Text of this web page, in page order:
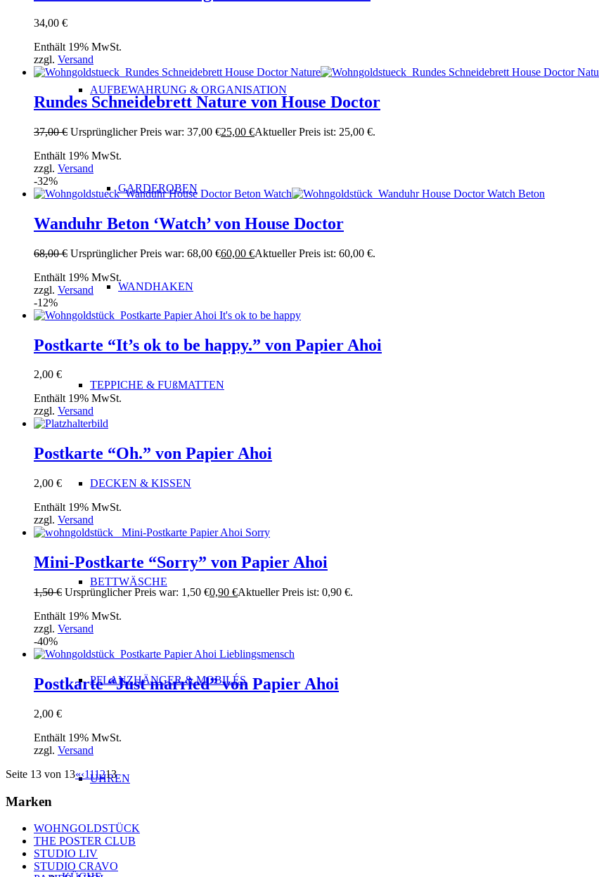
AUFBEWAHRUNG & ORGANISATION
GARDEROBEN
WANDHAKEN
TEPPICHE & FUßMATTEN
DECKEN & KISSEN
BETTWÄSCHE
PFLANZHÄNGER & MOBILÉS
UHREN
34,00 €
Enthält 19% MwSt.
zzgl. Versand
Rundes Schneidebrett Nature von House Doctor
37,00€ Ursprünglicher Preis war: 37,00 €25,00 €Aktueller Preis ist: 25,00 €.
Enthält 19% MwSt.
zzgl. Versand
-32%
Wanduhr Beton ‘Watch’ von House Doctor
68,00€ Ursprünglicher Preis war: 68,00 €60,00 €Aktueller Preis ist: 60,00 €.
Enthält 19% MwSt.
zzgl. Versand
-12%
Postkarte “It’s ok to be happy.” von Papier Ahoi
2,00 €
Enthält 19% MwSt.
zzgl. Versand
Postkarte “Oh.” von Papier Ahoi
2,00 €
Enthält 19% MwSt.
zzgl. Versand
Mini-Postkarte “Sorry” von Papier Ahoi
1,50€ Ursprünglicher Preis war: 1,50 €0,90 €Aktueller Preis ist: 0,90 €.
Enthält 19% MwSt.
zzgl. Versand
-40%
Postkarte “Just married” von Papier Ahoi
2,00 €
Enthält 19% MwSt.
zzgl. Versand
Seite 13 von 13«‹111213
Marken
WOHNGOLDSTÜCK
THE POSTER CLUB
STUDIO LIV
STUDIO CRAVO